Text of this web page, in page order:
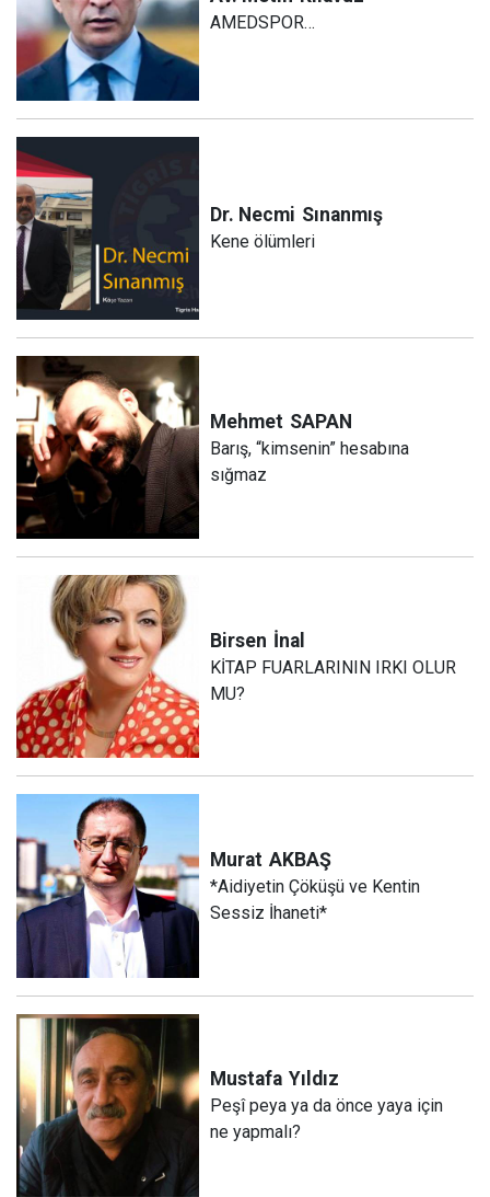
AMEDSPOR…
Dr. Necmi Sınanmış
Kene ölümleri
Mehmet SAPAN
Barış, “kimsenin” hesabına
sığmaz
Birsen İnal
KİTAP FUARLARININ IRKI OLUR
MU?
Murat AKBAŞ
*Aidiyetin Çöküşü ve Kentin
Sessiz İhaneti*
Mustafa Yıldız
Peşî peya ya da önce yaya için
ne yapmalı?